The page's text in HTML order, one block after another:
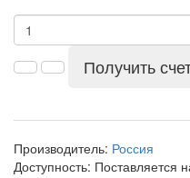
Получить
Производитель: Россия
Доступность: Поставляется